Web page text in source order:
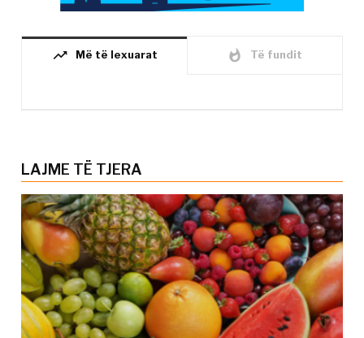
trending_up Më të lexuarat whatshot Të fundit
LAJME TË TJERA